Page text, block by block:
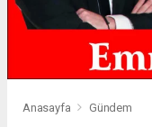
Anasayfa Gündem